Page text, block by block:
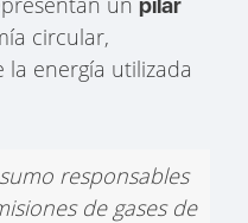
pilar
circular,
energía utilizada
responsables
de gases de